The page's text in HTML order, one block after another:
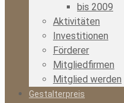
bis 2009
Aktivitäten
Investitionen
Förderer
Mitgliedfirmen
Mitglied werden
Gestalterpreis